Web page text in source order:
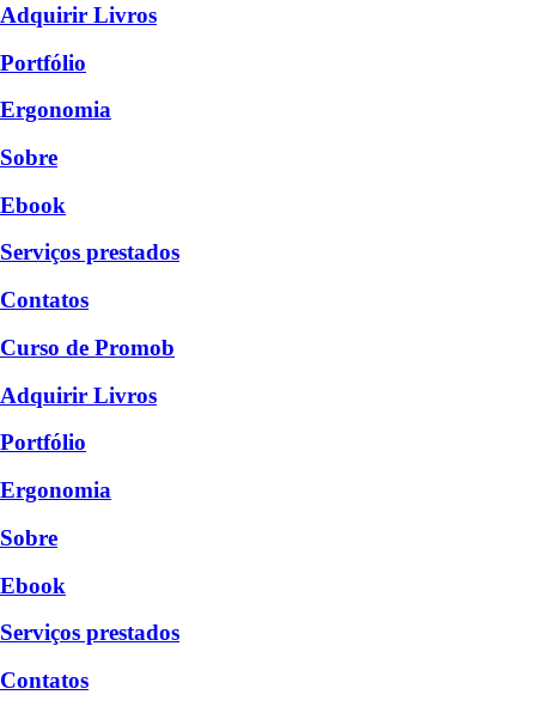
Adquirir Livros
Portfólio
Ergonomia
Sobre
Ebook
Serviços prestados
Contatos
Curso de Promob
Adquirir Livros
Portfólio
Ergonomia
Sobre
Ebook
Serviços prestados
Contatos